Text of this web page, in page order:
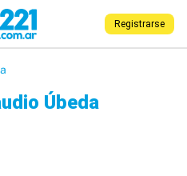
Registrarse
Úbeda